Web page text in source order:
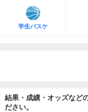
学生バスケ
結果・成績・オッズなど
ださい。